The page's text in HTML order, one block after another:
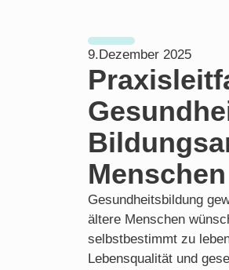
9.Dezember 2025
Menschen
Gesundheitsbildung
ältere Menschen
selbstbestimmt zu
Lebensqualität und